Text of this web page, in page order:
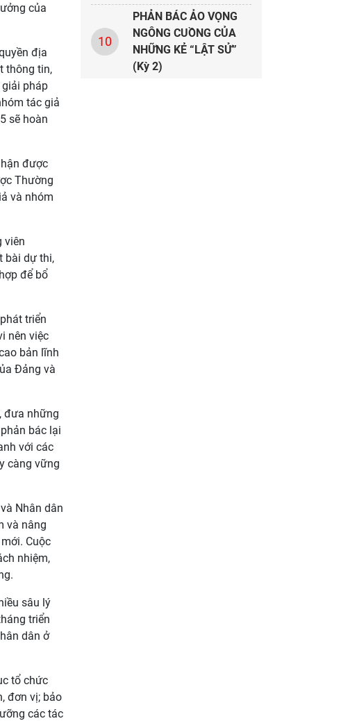
của
địa
thông tin,
pháp
tác giả
sẽ hoàn
được
Thường
và nhóm
viên
bài dự thi,
để bổ
triển
nên việc
bản lĩnh
Đảng và
đưa những
bác lại
với các
càng vững
Nhân dân
và nâng
Cuộc
nhiệm,
sâu lý
triển
dân ở
tổ chức
đơn vị; bảo
các tác
10
PHẢN BÁC ẢO VỌNG
NGÔNG CUỒNG CỦA
NHỮNG KẺ “LẬT SỬ”
(Kỳ 2)